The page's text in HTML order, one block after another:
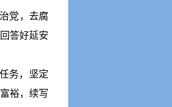
党，去腐
答好延安
务，坚定
裕，续写